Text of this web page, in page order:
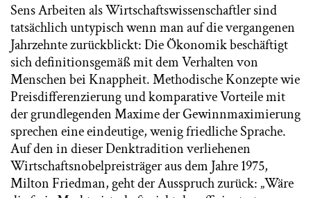
Sens Arbeiten als Wirtschaftswissenschaftler sind
tatsächlich untypisch wenn man auf die vergangenen
Jahrzehnte zurückblickt: Die Ökonomik beschäftigt
sich definitionsgemäß mit dem Verhalten von
Menschen bei Knappheit. Methodische Konzepte wie
Preisdifferenzierung und komparative Vorteile mit
der grundlegenden Maxime der Gewinnmaximierung
sprechen eine eindeutige, wenig friedliche Sprache.
Auf den in dieser Denktradition verliehenen
Wirtschaftsnobelpreisträger aus dem Jahre 1975,
Milton Friedman, geht der Ausspruch zurück: „Wäre